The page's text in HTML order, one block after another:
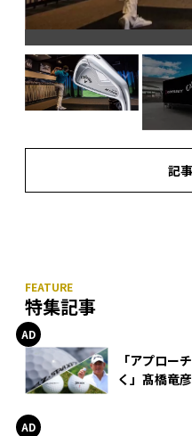
記
特集記事
「アプロー
く」髙橋竜